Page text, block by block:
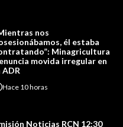
nos
él estaba
Minagricultura
movida irregular en
ADR
Hace 10 horas
Noticias RCN 12:30